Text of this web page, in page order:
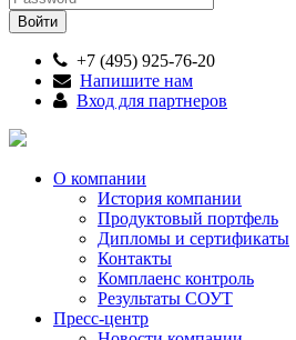
+7 (495) 925-76-20
Напишите нам
Вход для партнеров
О компании
История компании
Продуктовый портфель
Дипломы и сертификаты
Контакты
Комплаенс контроль
Результаты СОУТ
Пресс-центр